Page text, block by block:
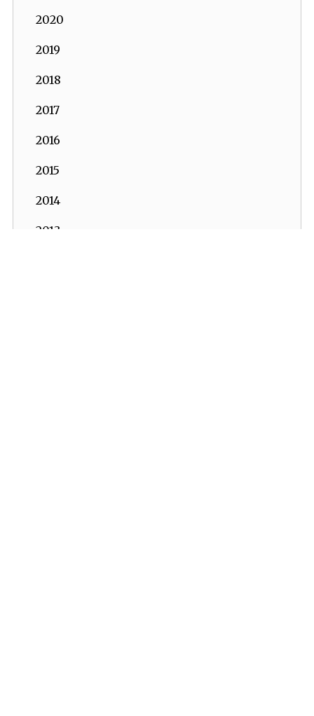
2020
2019
2018
2017
2016
2015
2014
2013